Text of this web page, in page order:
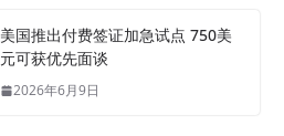
美国推出付费签证加急试点 750美
元可获优先面谈
2026年6月9日